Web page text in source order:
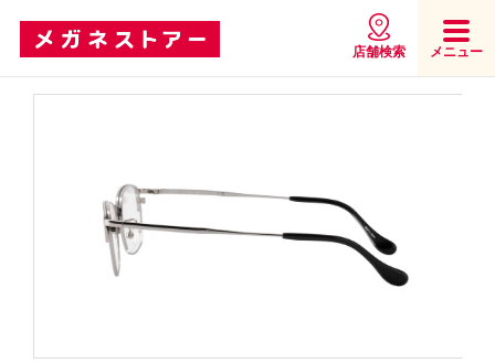
店舗検索 メニュー